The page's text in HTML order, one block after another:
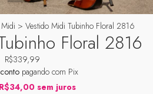
> Vestido Midi Tubinho Floral 2816
Floral 2816
R$339,99
pagando com Pix
R$34,00 sem juros